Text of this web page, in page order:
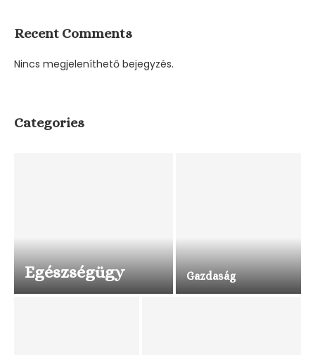
Recent Comments
Nincs megjeleníthető bejegyzés.
Categories
Egészségügy Gazdaság